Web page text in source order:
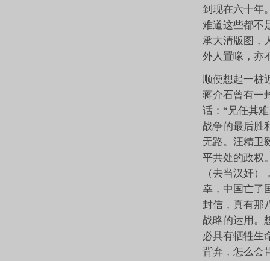
到现在六十年
难道这些都不
承大清版图，
外人置喙，亦
顺便想起一桩
蒋介石曾有一
话：“兄任其
战争的最后胜
无路。汪精卫
平共处的政权
（去当汉奸
幸，中国亡了
封信，真有那
战略的运用。
必具有牺牲生
背弃，怎么会